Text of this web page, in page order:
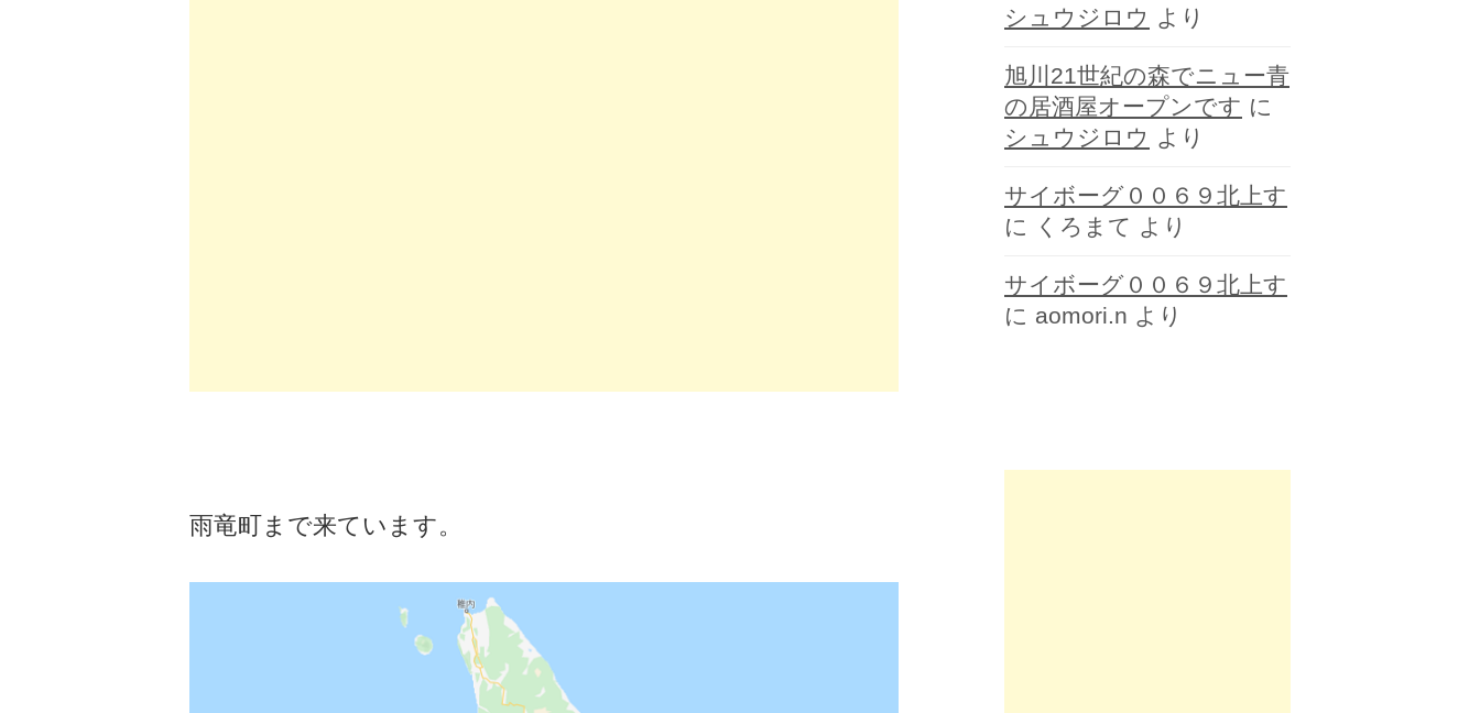
雨竜町まで来ています。
シュウジロウ より
旭川21世紀の森でニュー青
の居酒屋オープンです に
シュウジロウ より
サイボーグ００６９北上す
に
くろまて より
サイボーグ００６９北上す
に aomori.n より